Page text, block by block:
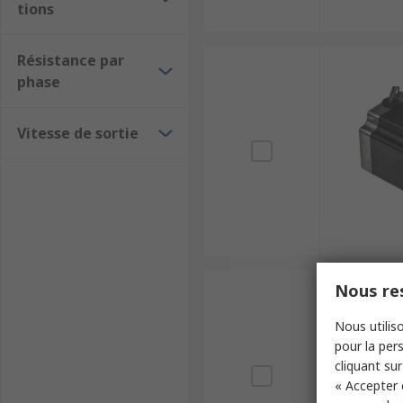
tions
Résistance par
phase
Vitesse de sortie
Nous
Nous
pour la
cliquant sur
«